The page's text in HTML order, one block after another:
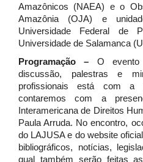
Amazônicos (NAEA) e o
Amazônia (OJA) e
Universidade Federal de
Universidade de Salamanca
Programação – O evento
discussão, palestras e
profissionais está com a
contaremos com a
Interamericana de Direitos
Paula Arruda. No encontro,
do LAJUSA e do website
bibliográficos, notícias,
qual também serão feitas